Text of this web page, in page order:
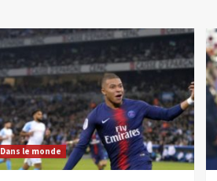
Dans le monde